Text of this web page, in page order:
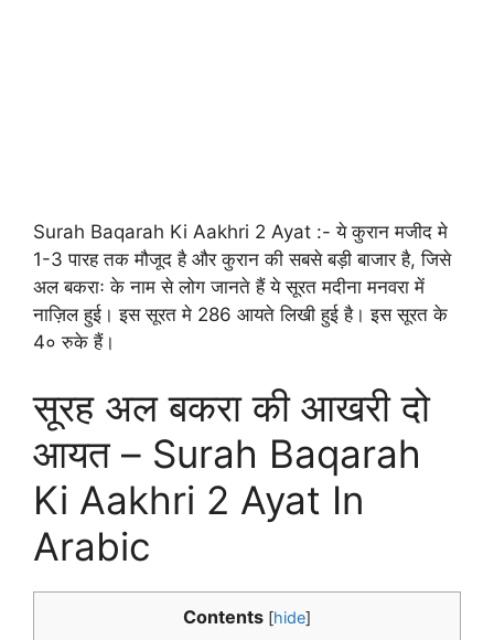
Surah Baqarah Ki Aakhri 2 Ayat :- ये कुरान मजीद मे
1-3 पारह तक मौजूद है और कुरान की सबसे बड़ी बाजार है, जिसे
अल बकराः के नाम से लोग जानते हैं ये सूरत मदीना मनवरा में
नाज़िल हुई। इस सूरत मे 286 आयते लिखी हुई है। इस सूरत के
4० रुके हैं।
सूरह अल बकरा की आखरी दो
आयत – Surah Baqarah
Ki Aakhri 2 Ayat In
Arabic
Contents [hide]